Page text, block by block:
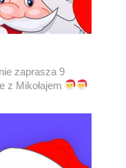
zaprasza 9
z Mikołajem